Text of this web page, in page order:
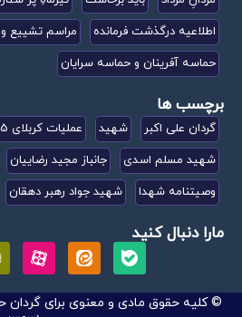
اطلاعیه درگذشت فرمانده
مراسم تشییع
حماسه آفرینان و حماسه سرایان
برچسب ها
گردان علی اکبر شهید عملیات کربلای 5
شهید مسلم اسدی
جانباز مجید رضاییان
وصیتنامه شهدا
شهید جواد رهبر دهقان
مارا دنبال کنید
© کلیه حقوق مادی و معنوی برای گردان